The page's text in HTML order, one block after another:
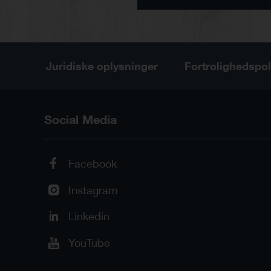
Juridiske oplysninger
Social Media
Facebook
Instagram
Linkedin
YouTube